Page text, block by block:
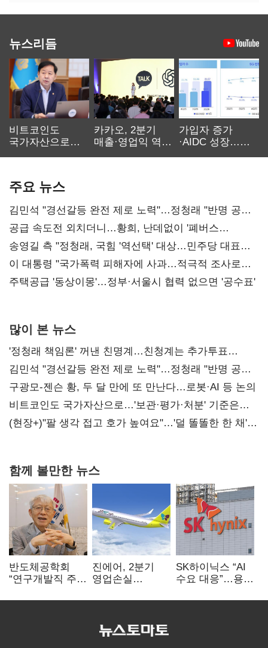
뉴스리듬
비트코인도
국가자산으로…'
카카오, 2분기
매출·영업익 역대
가입자 증가
·AIDC 성장…
주요 뉴스
김민석 "경선갈등 완전 제로 노력"…정청래 "반명 공세
사과부터"
공급 속도전 외치더니…황희, 난데없이 '폐버스
리모델링' 제안
송영길 측 "정청래, 국힘 '역선택' 대상…민주당 대표로
총선 지휘 못해"
이 대통령 "국가폭력 피해자에 사과…적극적 조사로
진실 밝혀야"
주택공급 '동상이몽'…정부·서울시 협력 없으면 '공수표'
많이 본 뉴스
'정청래 책임론' 꺼낸 친명계…친청계는 추가투표
때리기
김민석 "경선갈등 완전 제로 노력"…정청래 "반명 공세
사과부터"
구광모-젠슨 황, 두 달 만에 또 만난다…로봇·AI 등 논의
비트코인도 국가자산으로…'보관·평가·처분' 기준은
숙제
(현장+)"팔 생각 접고 호가 높여요"…'덜 똘똘한 한 채'
함께 볼만한 뉴스
반도체공학회
“연구개발직 주
개선해야”
진에어, 2분기
영업손실
상승 여파
SK하이닉스 “AI
수요 대응”…용인
투자